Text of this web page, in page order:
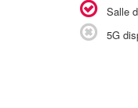
Salle
5G